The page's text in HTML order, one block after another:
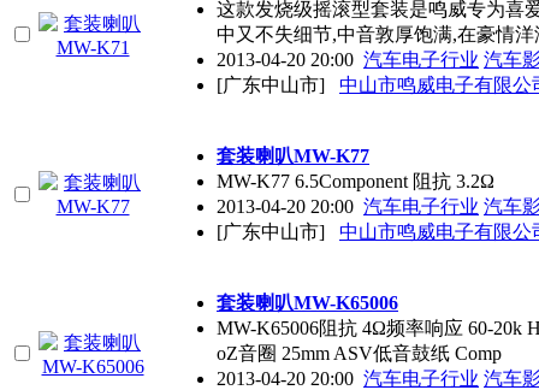
这款发烧级摇滚型套装是鸣威专为喜
中又不失细节,中音敦厚饱满,在豪情洋
2013-04-20 20:00 汽车电子行业 汽车
[广东中山市]
中山市鸣威电子有限公
套装喇叭MW-K77
MW-K77 6.5Component 阻抗 3.2Ω
2013-04-20 20:00 汽车电子行业 汽车
[广东中山市]
中山市鸣威电子有限公
套装喇叭MW-K65006
MW-K65006阻抗 4Ω频率响应 60-20k
oZ音圈 25mm ASV低音鼓纸 Comp
2013-04-20 20:00 汽车电子行业 汽车